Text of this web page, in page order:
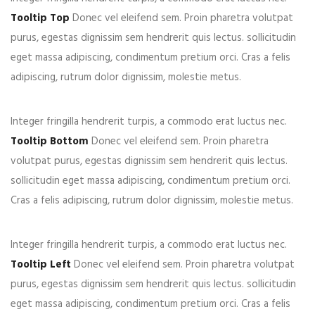
Tooltip Top Donec vel eleifend sem. Proin pharetra volutpat
purus, egestas dignissim sem hendrerit quis lectus. sollicitudin
eget massa adipiscing, condimentum pretium orci. Cras a felis
adipiscing, rutrum dolor dignissim, molestie metus.
Integer fringilla hendrerit turpis, a commodo erat luctus nec.
Tooltip Bottom Donec vel eleifend sem. Proin pharetra
volutpat purus, egestas dignissim sem hendrerit quis lectus.
sollicitudin eget massa adipiscing, condimentum pretium orci.
Cras a felis adipiscing, rutrum dolor dignissim, molestie metus.
Integer fringilla hendrerit turpis, a commodo erat luctus nec.
Tooltip Left Donec vel eleifend sem. Proin pharetra volutpat
purus, egestas dignissim sem hendrerit quis lectus. sollicitudin
eget massa adipiscing, condimentum pretium orci. Cras a felis